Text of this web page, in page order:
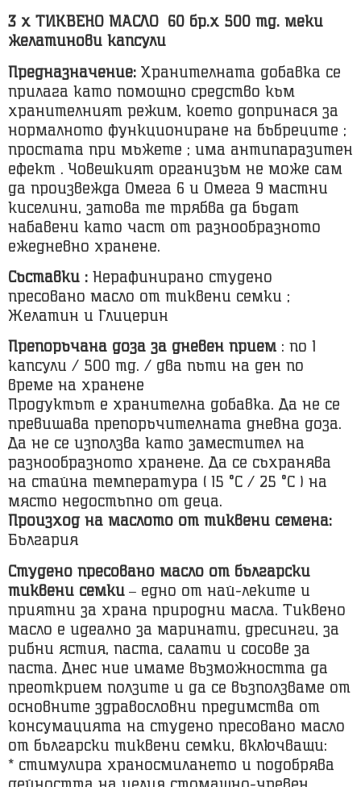
3 х ТИКВЕНО МАСЛО 60 бр.x 500 mg. меки
желатинови капсули
Предназначение: Хранителната добавка се
прилага като помощно средство към
хранителният режим, което допринася за
нормалното функциониране на бъбреците ;
простата при мъжете ; има антипаразитен
ефект . Човешкият организъм не може сам
да произвежда Омега 6 и Омега 9 мастни
киселини, затова те трябва да бъдат
набавени като част от разнообразното
ежедневно хранене.
Съставки : Нерафинирано студено
пресовано масло от тиквени семки ;
Желатин и Глицерин
Препоръчана доза за дневен прием : по 1
капсули / 500 mg. / два пъти на ден по
време на хранене
Продуктът е хранителна добавка. Да не се
превишава препоръчителната дневна доза.
Да не се използва като заместител на
разнообразното хранене. Да се съхранява
на стайна температура ( 15 °C / 25 °C ) на
място недостъпно от деца.
Произход на маслото от тиквени семена:
България
Студено пресовано масло от български
тиквени семки – едно от най-леките и
приятни за храна природни масла. Тиквено
масло е идеално за маринати, дресинги, за
рибни ястия, паста, салати и сосове за
паста. Днес ние имаме възможността да
преоткрием ползите и да се възползваме от
основните здравословни предимства от
консумацията на студено пресовано масло
от български тиквени семки, включващи:
* стимулира храносмилането и подобрява
дейността на целия стомашно-чревен